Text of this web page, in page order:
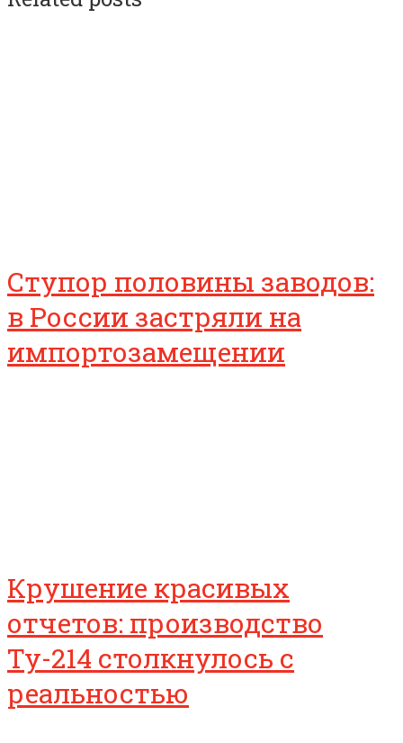
Ступор половины заводов:
в России застряли на
импортозамещении
Крушение красивых
отчетов: производство
Ту-214 столкнулось с
реальностью